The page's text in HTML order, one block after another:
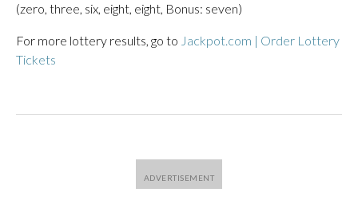
(zero, three, six, eight, eight, Bonus: seven)
For more lottery results, go to Jackpot.com | Order Lottery
Tickets